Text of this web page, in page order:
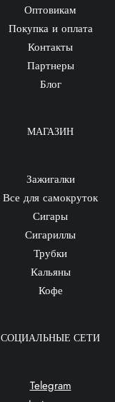
Оптовикам
Покупка и оплата
Контакты
Партнеры
Блог
МАГАЗИН
Зажигалки
Все для самокруток
Сигары
Сигариллы
Трубки
Кальяны
Кофе
СОЦИАЛЬНЫЕ СЕТИ
Telegram